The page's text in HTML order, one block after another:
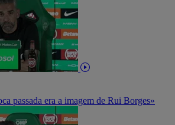
passada era a imagem de Rui Borges»